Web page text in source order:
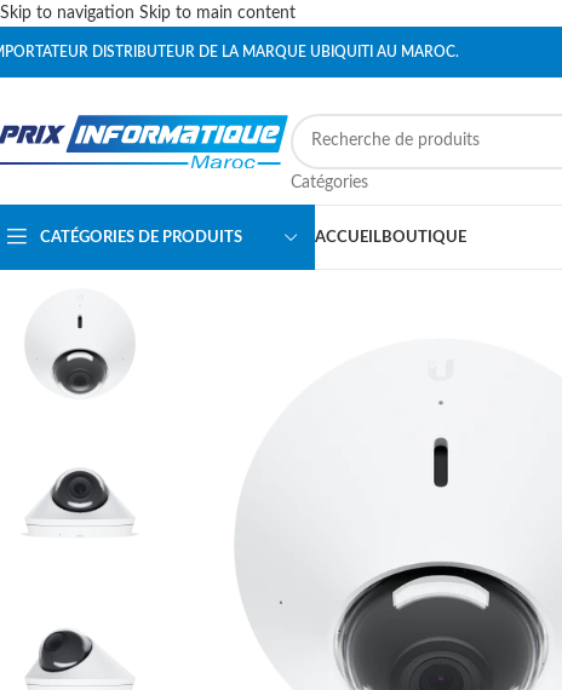
Skip to navigation Skip to main content
DISTRIBUTEUR DE LA MARQUE UBIQUITI AU MAROC.
Catégories
CATÉGORIES DE PRODUITS ACCUEILBOUTIQUE